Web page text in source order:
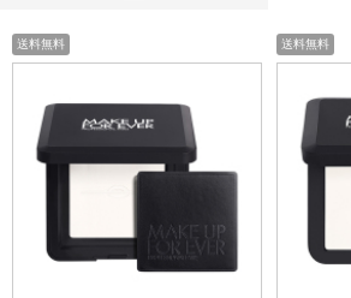
送料無料 送料無料